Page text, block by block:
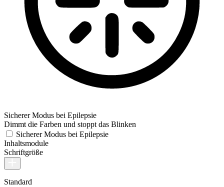
Sicherer Modus bei Epilepsie
Dimmt die Farben und stoppt das Blinken
Sicherer Modus bei Epilepsie
Inhaltsmodule
Schriftgröße
Standard